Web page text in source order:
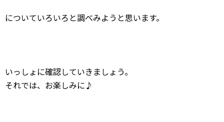
についていろいろと調べみようと思います。
いっしょに確認していきましょう。
それでは、お楽しみに♪